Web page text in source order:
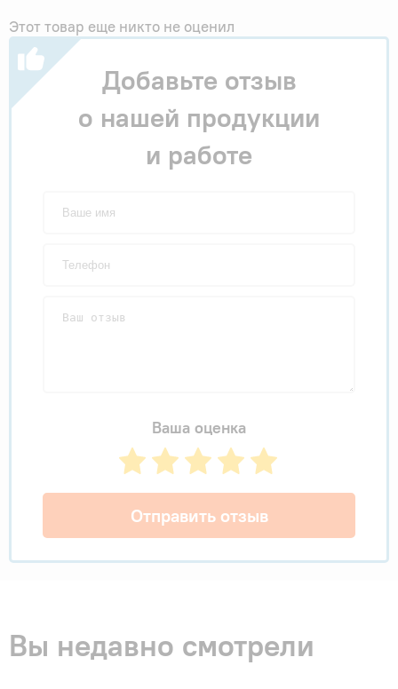
Этот товар еще никто не оценил
Добавьте отзыв
о нашей продукции
и работе
Ваша оценка
Отправить отзыв
Вы недавно смотрели